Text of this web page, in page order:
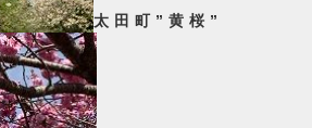
太田町”黄桜”